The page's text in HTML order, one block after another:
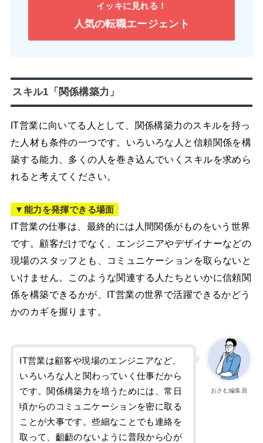
イッキに見れる！
人気の転職エージェント
スキル1「関係構築力」
IT営業に向いてる人として、関係構築力のスキルを持っ
た人材も条件の一つです。いろいろな人と信頼関係を構
築する能力、多くの人を巻き込んでいくスキルを求めら
れると考えてください。
▼能力を発揮できる場面
IT営業の仕事は、最終的には人間関係がものをいう世界
です。顧客だけでなく、エンジニアやデザイナーなどの
現場のスタッフとも、コミュニケーションを取らないと
いけません。このような関連する人たちといかに信頼関
係を構築できるかが、IT営業の世界で活躍できるかどう
かのカギを握ります。
おさむ編集員
IT営業は顧客や現場のエンジニアなど、
いろいろな人と関わっていく仕事だから
です。関係構築力を培うためには、常日
頃からのコミュニケーションを密に取る
ことが大事です。些細なことでも連絡を
取って、齟齬のないように普段から心が